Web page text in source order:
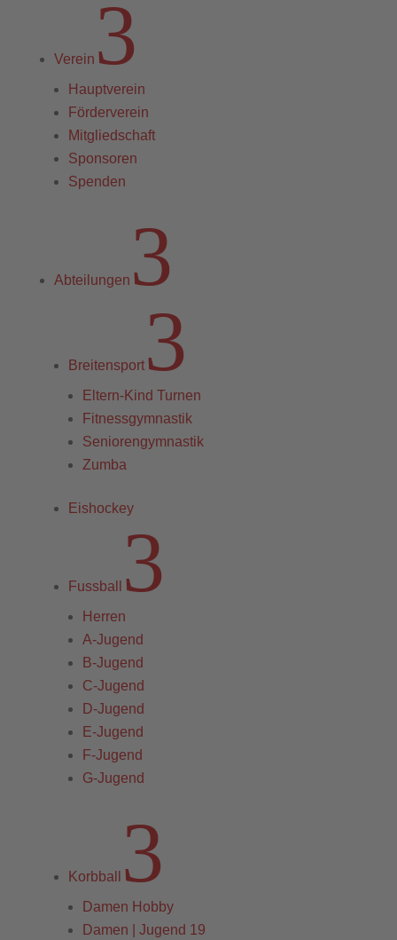
Verein 3
Hauptverein
Förderverein
Mitgliedschaft
Sponsoren
Spenden
Abteilungen 3
Breitensport3
Eltern-Kind Turnen
Fitnessgymnastik
Seniorengymnastik
Zumba
Eishockey
Fussball 3
Herren
A-Jugend
B-Jugend
C-Jugend
D-Jugend
E-Jugend
F-Jugend
G-Jugend
Korbball 3
Damen Hobby
Damen | Jugend 19